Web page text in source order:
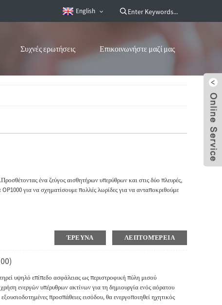
English
Συχνές ερωτήσεις Επικοινωνήστε μαζί μας
ένα ζεύγος αισθητήρων υπερύθρων και στις δύο πλευρές,
για να σχηματίσουμε πολλές λωρίδες για να ανταποκριθούμε
ΈΡΕΥΝΑ ΛΕΠΤΟΜΈΡΕΙΑ
υψηλό επίπεδο ασφάλειας ως περιστροφική πύλη μισού
ενεργών υπέρυθρων ακτίνων για τη δημιουργία ενός αόρατου
προσπάθειες εισόδου, θα ενεργοποιηθεί ηχητικός